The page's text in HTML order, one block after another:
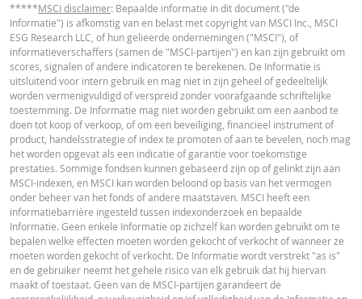
werkelijkheid wordt bij Turbo's op de stop loss reset datum, bij toepasselijke
eventuele ex-dividendnoteringen, bij eventuele specifieke corporate actions
indien toepasselijk, bij het doorrollen van futures aangepast. De invloed van
periodiek doorrollen van futures wordt ook in de calculator buiten
gelaten. Ook door afrondingen kunnen getoonde waarden afwijken van de
ontwikkelingen van waarden in de werkelijkheid.
BNP Paribas treedt niet op als uw juridisch of fiscaal adviseur, accountant of
beleggingsadviseur en heeft op geen enkele wijze een fiduciaire verplichting
tegenover u in verband met de calculator en/of in verband met eventuele
transacties in door BNP Paribas uitgegeven producten of andere
transacties. U mag niet op BNP Paribas vertrouwen voor beleggingsadvies
aanbevelingen, ongeacht van welke aard. Hoewel de getoonde koersen zijn
gebaseerd op betrouwbaar geachte informatie, wordt de juistheid of
volledigheid hiervan niet gegarandeerd. BNP Paribas biedt geen garanties
betrekking tot de informatie verstrekt door de calculator en aanvaardt geen
enkele aansprakelijkheid voor directe, indirecte, bijzondere, incidentele,
immateriële of gevolgschade (met inbegrip van winstderving) die op
wijze voortvloeit uit het gebruik van de calculator door u of uw adviseurs of
hierin vervatte informatie. De ingevoerde koersgegevens zijn afkomstig van
*****MSCI disclaimer: Bepaalde informatie in dit document ("de
Informatie") is afkomstig van en belast met copyright van MSCI Inc., MSCI
ESG Research LLC, of hun gelieerde ondernemingen ("MSCI"), of
informatieverschaffers (samen de "MSCI-partijen") en kan zijn gebruikt om
scores, signalen of andere indicatoren te berekenen. De Informatie is
uitsluitend voor intern gebruik en mag niet in zijn geheel of gedeeltelijk
worden vermenigvuldigd of verspreid zonder voorafgaande schriftelijke
toestemming. De Informatie mag niet worden gebruikt om een aanbod te
doen tot koop of verkoop, of om een beveiliging, financieel instrument of
product, handelsstrategie of index te promoten of aan te bevelen, noch mag
het worden opgevat als een indicatie of garantie voor toekomstige
prestaties. Sommige fondsen kunnen gebaseerd zijn op of gelinkt zijn aan
MSCI-indexen, en MSCI kan worden beloond op basis van het vermogen
onder beheer van het fonds of andere maatstaven. MSCI heeft een
informatiebarrière ingesteld tussen indexonderzoek en bepaalde
Informatie. Geen enkele Informatie op zichzelf kan worden gebruikt om te
bepalen welke effecten moeten worden gekocht of verkocht of wanneer ze
moeten worden gekocht of verkocht. De Informatie wordt verstrekt "as is"
en de gebruiker neemt het gehele risico van elk gebruik dat hij hiervan
maakt of toestaat. Geen van de MSCI-partijen garandeert de